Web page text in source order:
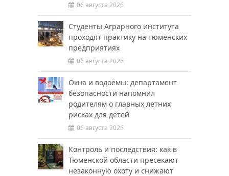
06 августа 2026
Студенты Аграрного института
проходят практику на тюменских
предприятиях
06 августа 2026
Окна и водоёмы: департамент
безопасности напомнил
родителям о главных летних
рисках для детей
06 августа 2026
Контроль и последствия: как в
Тюменской области пресекают
незаконную охоту и снижают